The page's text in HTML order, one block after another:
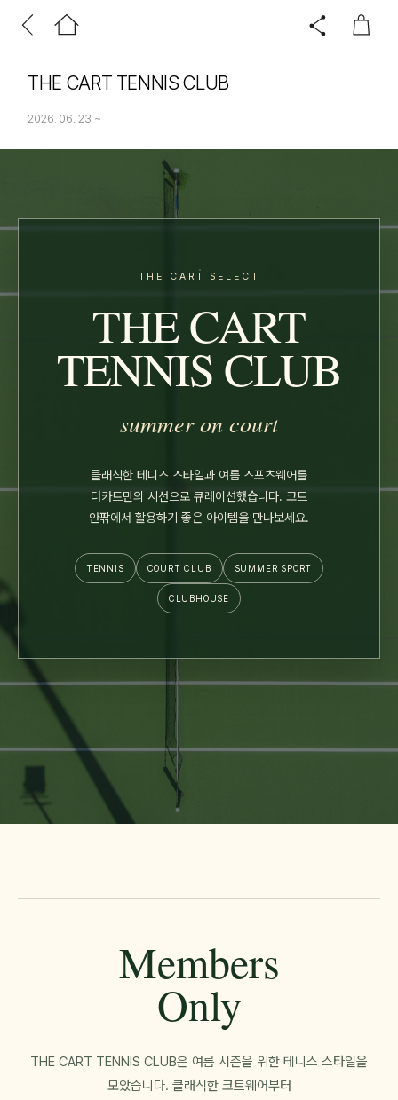
THE CART TENNIS CLUB
2026. 06. 23 ~
THE CART SELECT
THE CART
TENNIS CLUB
summer on court
클래식한 테니스 스타일과 여름 스포츠웨어를
더카트만의 시선으로 큐레이션했습니다. 코트
안팎에서 활용하기 좋은 아이템을 만나보세요.
TENNIS COURT CLUB SUMMER SPORT
CLUBHOUSE
Members
Only
THE CART TENNIS CLUB은 여름 시즌을 위한 테니스 스타일을
모았습니다. 클래식한 코트웨어부터